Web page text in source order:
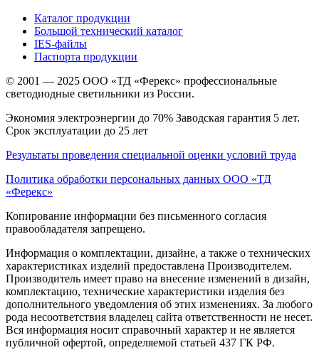
Каталог продукции
Большой технический каталог
IES-файлы
Паспорта продукции
© 2001 — 2025 ООО «ТД «Ферекс» профессиональные
светодиодные светильники из России.
Экономия электроэнергии до 70% Заводская гарантия 5 лет.
Срок эксплуатации до 25 лет
Результаты проведения специальной оценки условий труда
Политика обработки персональных данных ООО «ТД
«Ферекс»
Копирование информации без письменного согласия
правообладателя запрещено.
Информация о комплектации, дизайне, а также о технических
характеристиках изделий предоставлена Производителем.
Производитель имеет право на внесение изменений в дизайн,
комплектацию, технические характеристики изделия без
дополнительного уведомления об этих изменениях. За любого
рода несоответствия владелец сайта ответственности не несет.
Вся информация носит справочный характер и не является
публичной офертой, определяемой статьей 437 ГК РФ.